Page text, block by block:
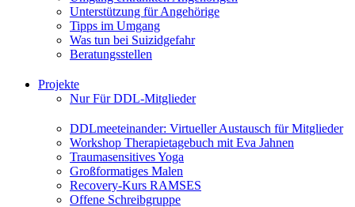
Unterstützung für Angehörige
Tipps im Umgang
Was tun bei Suizidgefahr
Beratungsstellen
Projekte
Nur Für DDL-Mitglieder
DDLmeeteinander: Virtueller Austausch für Mitglieder
Workshop Therapietagebuch mit Eva Jahnen
Traumasensitives Yoga
Großformatiges Malen
Recovery-Kurs RAMSES
Offene Schreibgruppe